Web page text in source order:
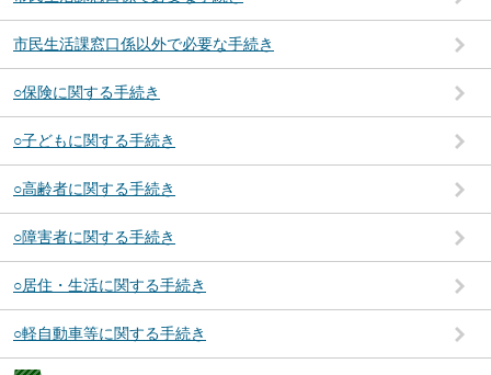
市民生活課窓口係以外で必要な手続き
○保険に関する手続き
○子どもに関する手続き
○高齢者に関する手続き
○障害者に関する手続き
○居住・生活に関する手続き
○軽自動車等に関する手続き